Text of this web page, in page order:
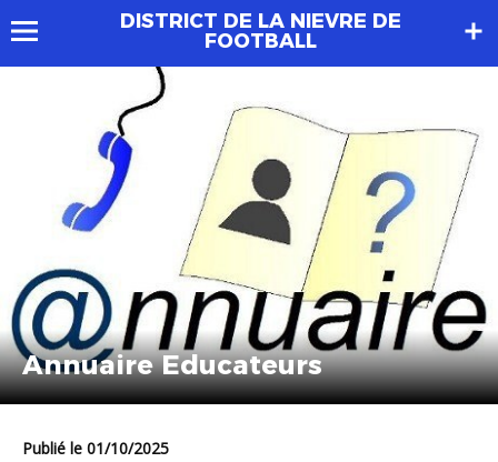
DISTRICT DE LA NIEVRE DE
FOOTBALL
Annuaire Educateurs
Publié le 01/10/2025